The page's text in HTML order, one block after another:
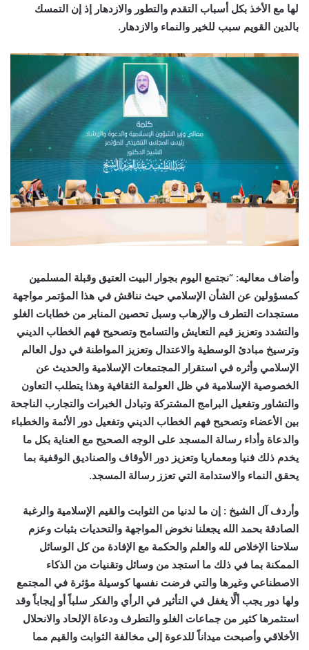
لها مع الأخذ بكل أسباب التقدم والتطور والازدهار إذ إن التمسك
بالدين القويم سبب للخير والنماء والازدهار.
وأضاف معاليه: “نجتمع اليوم بجوار البيت العتيق وقبلة المسلمين
كمسؤولين عن الشأن الإسلامي حيث نناقش في هذا المؤتمر مواجهة
مستجدات التطرف والإرهاب وسبل تحصين المنابر من خطابات الغلو
والتشدد وتعزيز قيم التعايش والتسامح وتصحيح فهم الخطاب الديني
وترسيخ مبادئ الوسطية والاعتدال وتعزيز المواطنة في دول العالم
الإسلامي وأثره في استقرار المجتمعات الإسلامية والحديث عن
الخصوصية الإسلامية في ظل العولمة الثقافية وهذا يتطلب التعاون
والتشاور وتفعيل البرامج المشتركة وتبادل الخبرات والتجارب الناجحة
بين الأعضاء وتصحيح فهم الخطاب الديني وتفعيل دور الأئمة والخطباء
والدعاة وأداء رسالة المسجد على الوجه الصحيح مع العناية بكل ما
يخدم ذلك فنيا ومعماريا وتعزيز دور الأوقاف والصناديق الوقفية بما
يحقق النماء والاستدامة التي تعزز رسالة المسجد.
وأردف آل الشيخ : إن ما لدنيا من الثوابت والقيم الإسلامية والرغبة
الصادقة بحمد الله يجعلنا نخوض المواجهة والتحديات بثبات وعزم
سلاحنا الإخلاص لله والعلم والحكمة مع الإفادة من كل الوسائل
الممكنة بما في ذلك ما استجد من وسائل وتقنيات من الذكاء
الاصطناعي وغيرها والتي فرضت نفسها كوسيلة مؤثرة في المجتمع
ولها دور يجب ألَّا يغفل في التأثير في الرأي والفكر سلباً أو إيجاباً وقد
استثمرها كثير من جماعات الغلو والتطرف ودعاة الإلحاد والانحلال
الأخلاقي وأصبحت ميداناً للدعوة إلى مخالفة الثوابت والقيم مما